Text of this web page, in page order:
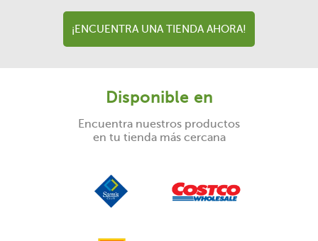
¡ENCUENTRA UNA TIENDA AHORA!
Disponible en
Encuentra nuestros productos
en tu tienda más cercana